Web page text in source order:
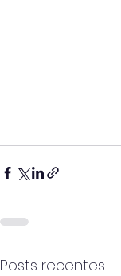
Posts recentes